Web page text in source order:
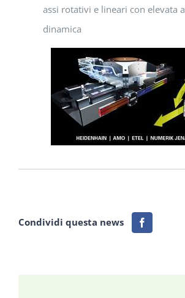
assi rotativi e lineari con elevata
dinamica
Condividi questa news